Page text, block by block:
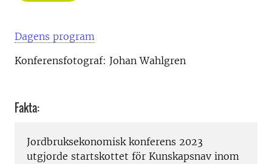
Dagens program
Konferensfotograf: Johan Wahlgren
Fakta:
Jordbruksekonomisk konferens 2023
utgjorde startskottet för Kunskapsnav inom